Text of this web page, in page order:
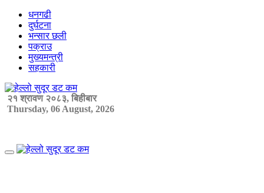
Skip
content
धनगढी
दुर्घटना
भन्सार छली
पक्राउ
मुख्यमन्त्री
सहकारी
२१ श्रावण २०८३, बिहीबार
Thursday, 06 August, 2026
Primary